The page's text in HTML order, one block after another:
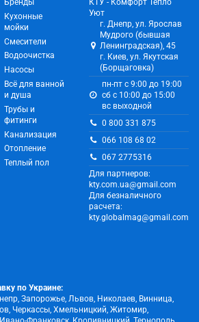
Бренды
Кухонные
мойки
Смесители
Водоочистка
Насосы
Всё для ванной
и душа
Трубы и
фитинги
Канализация
Отопление
Теплый пол
КТУ - Комфорт Тепло
Уют
г. Днепр, ул. Ярослав
Мудрого (бывшая
Ленинградская), 45
г. Киев, ул. Якутская
(Борщаговка)
пн-пт с 9:00 до 19:00
сб с 10:00 до 15:00
вс выходной
0 800 331 875
066 108 68 02
067 2775316
Для партнеров:
kty.com.ua@gmail.com
Для безналичного
расчета:
kty.globalmag@gmail.com
по Украине:
Запорожье, Львов, Николаев, Винница,
Черкассы, Хмельницкий, Житомир,